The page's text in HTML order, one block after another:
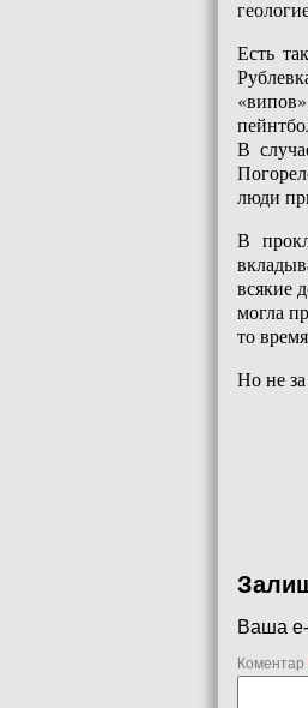
Есть
В
люди
В
всякие
могла
то
Но не
Ваша
Коментар